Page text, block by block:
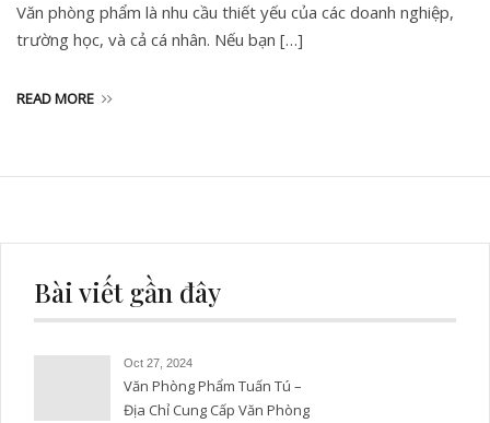
Văn phòng phẩm là nhu cầu thiết yếu của các doanh nghiệp,
trường học, và cả cá nhân. Nếu bạn […]
READ MORE
Bài viết gần đây
Oct 27, 2024
Văn Phòng Phẩm Tuấn Tú –
Địa Chỉ Cung Cấp Văn Phòng